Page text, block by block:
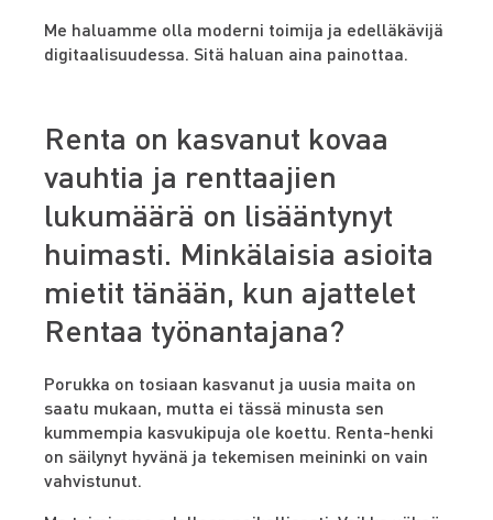
Me haluamme olla moderni toimija ja edelläkävijä
digitaalisuudessa. Sitä haluan aina painottaa.
Renta on kasvanut kovaa
vauhtia ja renttaajien
lukumäärä on lisääntynyt
huimasti. Minkälaisia asioita
mietit tänään, kun ajattelet
Rentaa työnantajana?
Porukka on tosiaan kasvanut ja uusia maita on
saatu mukaan, mutta ei tässä minusta sen
kummempia kasvukipuja ole koettu. Renta-henki
on säilynyt hyvänä ja tekemisen meininki on vain
vahvistunut.